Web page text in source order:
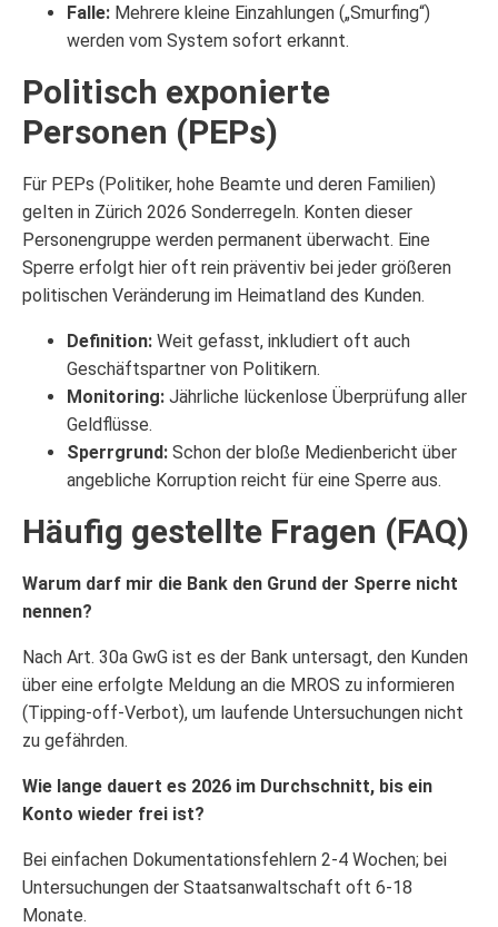
Falle: Mehrere kleine Einzahlungen („Smurfing“)
werden vom System sofort erkannt.
Politisch exponierte
Personen (PEPs)
Für PEPs (Politiker, hohe Beamte und deren Familien)
gelten in Zürich 2026 Sonderregeln. Konten dieser
Personengruppe werden permanent überwacht. Eine
Sperre erfolgt hier oft rein präventiv bei jeder größeren
politischen Veränderung im Heimatland des Kunden.
Definition: Weit gefasst, inkludiert oft auch
Geschäftspartner von Politikern.
Monitoring: Jährliche lückenlose Überprüfung aller
Geldflüsse.
Sperrgrund: Schon der bloße Medienbericht über
angebliche Korruption reicht für eine Sperre aus.
Häufig gestellte Fragen (FAQ)
Warum darf mir die Bank den Grund der Sperre nicht
nennen?
Nach Art. 30a GwG ist es der Bank untersagt, den Kunden
über eine erfolgte Meldung an die MROS zu informieren
(Tipping-off-Verbot), um laufende Untersuchungen nicht
zu gefährden.
Wie lange dauert es 2026 im Durchschnitt, bis ein
Konto wieder frei ist?
Bei einfachen Dokumentationsfehlern 2-4 Wochen; bei
Untersuchungen der Staatsanwaltschaft oft 6-18
Monate.